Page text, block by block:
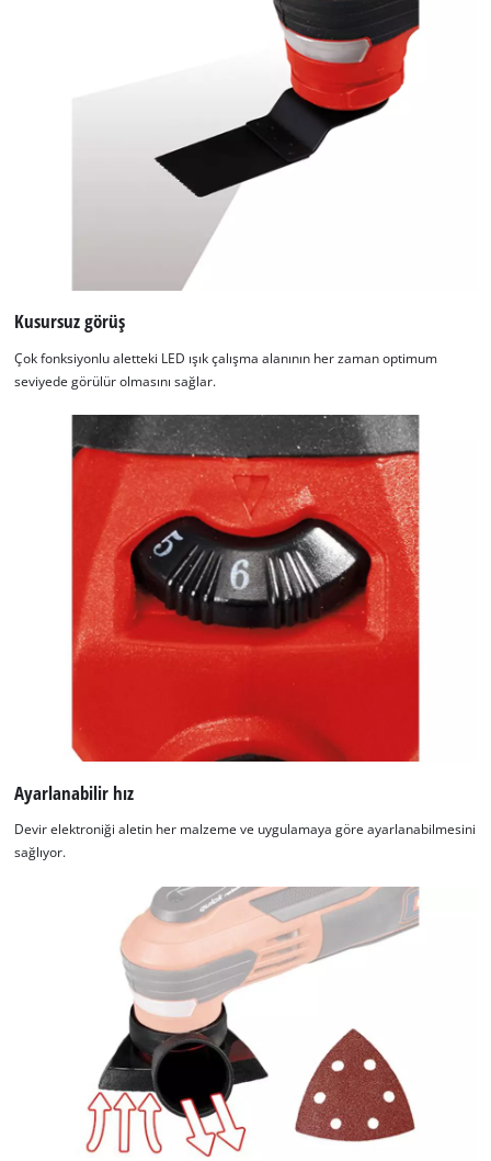
Kusursuz görüş
Çok fonksiyonlu aletteki LED ışık çalışma alanının her zaman optimum
seviyede görülür olmasını sağlar.
Ayarlanabilir hız
Devir elektroniği aletin her malzeme ve uygulamaya göre ayarlanabilmesini
sağlıyor.